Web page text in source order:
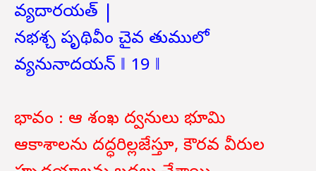
వ్యదారయత్ |
నభశ్చ పృథివీం చైవ తుములో
వ్యనునాదయన్ ‖ 19 ‖
భావం : ఆ శంఖ ద్వనులు భూమి
ఆకాశాలను దద్ధరిల్లజేస్తూ, కౌరవ వీరుల